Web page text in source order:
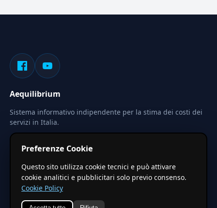
Aequilibrium
Sistema informativo indipendente per la stima dei costi dei
servizi in Italia.
Le stime pubblicate sono calcolate tramite coefficienti
territoriali regionali applicati a valori base nazionali. Non
costituiscono preventivo ufficiale.
Preferenze Cookie
Questo sito utilizza cookie tecnici e può attivare
cookie analitici e pubblicitari solo previo consenso.
Cookie Policy